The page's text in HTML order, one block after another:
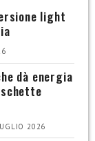
light
dà energia
2026